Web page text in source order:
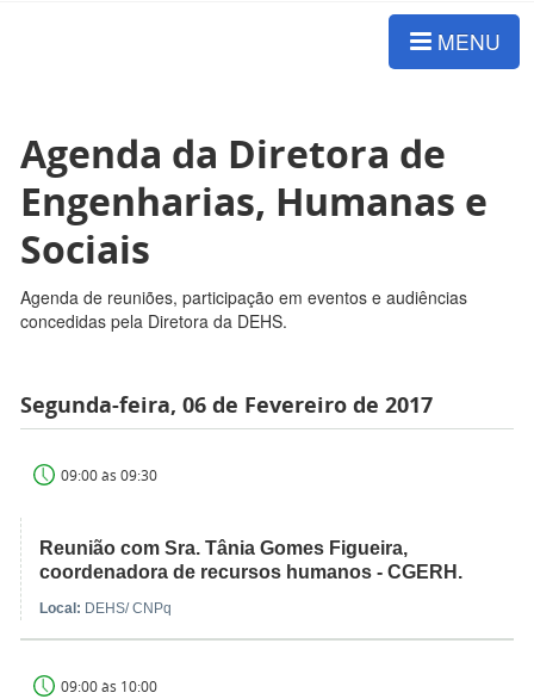
MENU
Agenda da Diretora de
Engenharias, Humanas e
Sociais
Agenda de reuniões, participação em eventos e audiências
concedidas pela Diretora da DEHS.
Segunda-feira, 06 de Fevereiro de 2017
09:00 às 09:30
Reunião com Sra. Tânia Gomes Figueira,
coordenadora de recursos humanos - CGERH.
Local: DEHS/ CNPq
09:00 às 10:00